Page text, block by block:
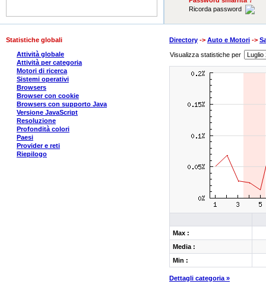
Ricorda password
Statistiche globali
Attività globale
Attività per categoria
Motori di ricerca
Sistemi operativi
Browsers
Browser con cookie
Browsers con supporto Java
Versione JavaScript
Resoluzione
Profondità colori
Paesi
Provider e reti
Riepilogo
Directory -> Auto e Motori ->
Visualizza statistiche per
Max :
Media :
Min :
Dettagli categoria »